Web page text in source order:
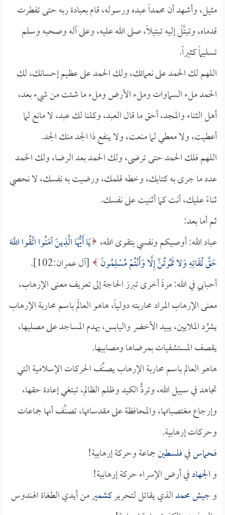
مثيل، وأشهد أن محمداً عبده ورسوله، قام بعبادة ربه حتى تفطرت
قدماه، وتبتَّلَ إليه تبتيلاً، صلى الله عليه، وعلى آله وصحبه وسلم
تسليماً كثيراً.
اللهم لك الحمد على نعمائك، ولك الحمد على عظيم إحسانك، لك
الحمد ملء السماوات وملء الأرض وملء ما شئت من شيء بعد،
أهل الثناء والمجد، أحق ما قال العبد، وكلنا لك عبد، لا مانع لما
أعطيت، ولا معطي لما منعت، ولا ينفع ذا الجد منك الجد.
اللهم فلك الحمد حتى ترضى، ولك الحمد بعد الرضا، ولك الحمد
عدد ما جرى به كتابك، وخطه قلمك، ورضيت به نفسك، لا نحصي
ثناءً عليك، أنت كما أثنيت على نفسك.
ثم أما بعد:
عباد الله: أوصيـكم ونفـسي بتقوى الله، يَا أَيُّهَا الَّذِينَ آمَنُوا اتَّقُوا اللَّهَ
حَقَّ تُقَاتِهِ وَلا تَمُوتُنَّ إِلَّا وَأَنْتُمْ مُسْلِمُونَ
[آل عمران:102].
أحبابي في الله: مرةً أخرى تبرز الحاجة إلى تعريف معنى الإرهاب،
معنى الإرهاب المراد محاربته دولياً، هاهو العالَم باسم محاربة الإرهاب
يشرِّد الملايين، يبيد الأخضر واليابس، يهدم المساجد على مصليها،
يقصف المستشفيات بمرضاها ومصابيها.
هاهو العالم باسم محاربة الإرهاب يصنِّف الحركات الإسلامية التي
تجاهد في سبيل الله، وتردُّ الكيد وظلم الظالم، تبتغي إعادة حقها،
وإرجاع مغتصباتها، والمحافظة على مقدساتها، تصنَّف أنها جماعات
وحركات إرهابية.
فـحماسفيفلسطينجماعة وحركة إرهابية!
والجهادفي أرض الإسراء حركة إرهابية!
وجيش محمدالذي يقاتل لتحريركشميرمن أيدي الطغاة الهندوس